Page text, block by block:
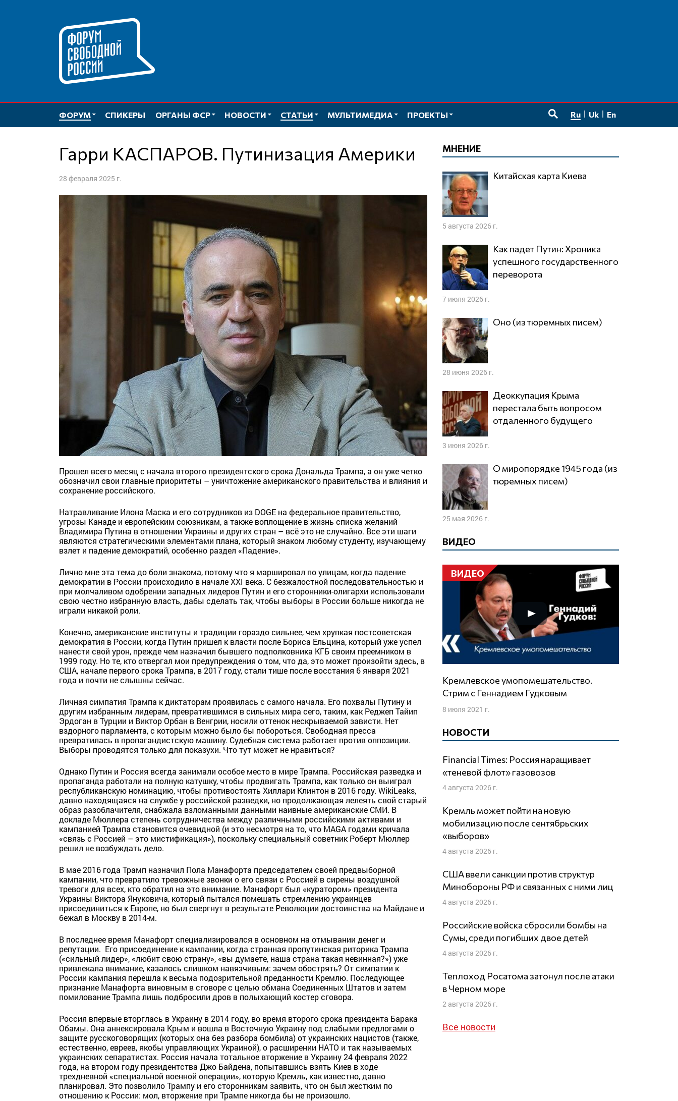
ФОРУМ СПИКЕРЫ ОРГАНЫ ФСР НОВОСТИ СТАТЬИ МУЛЬТИМЕДИА
ПРОЕКТЫ
Ru Uk En
Гарри КАСПАРОВ. Путинизация Америки
28 февраля 2025 г.
Прошел всего месяц с начала второго президентского срока Дональда Трампа, а он уже четко
обозначил свои главные приоритеты – уничтожение американского правительства и влияния и
сохранение российского.
Натравливание Илона Маска и его сотрудников из DOGE на федеральное правительство,
угрозы Канаде и европейским союзникам, а также воплощение в жизнь списка желаний
Владимира Путина в отношении Украины и других стран – всё это не случайно. Все эти шаги
являются стратегическими элементами плана, который знаком любому студенту, изучающему
взлет и падение демократий, особенно раздел «Падение».
Лично мне эта тема до боли знакома, потому что я маршировал по улицам, когда падение
демократии в России происходило в начале XXI века. С безжалостной последовательностью и
при молчаливом одобрении западных лидеров Путин и его сторонники-олигархи использовали
свою честно избранную власть, дабы сделать так, чтобы выборы в России больше никогда не
играли никакой роли.
Конечно, американские институты и традиции гораздо сильнее, чем хрупкая постсоветская
демократия в России, когда Путин пришел к власти после Бориса Ельцина, который уже успел
нанести свой урон, прежде чем назначил бывшего подполковника КГБ своим преемником в
1999 году. Но те, кто отвергал мои предупреждения о том, что да, это может произойти здесь, в
США, начале первого срока Трампа, в 2017 году, стали тише после восстания 6 января 2021
года и почти не слышны сейчас.
Личная симпатия Трампа к диктаторам проявилась с самого начала. Его похвалы Путину и
другим избранным лидерам, превратившимся в сильных мира сего, таким, как Реджеп Тайип
Эрдоган в Турции и Виктор Орбан в Венгрии, носили оттенок нескрываемой зависти. Нет
вздорного парламента, с которым можно было бы побороться. Свободная пресса
превратилась в пропагандистскую машину. Судебная система работает против оппозиции.
Выборы проводятся только для показухи. Что тут может не нравиться?
Однако Путин и Россия всегда занимали особое место в мире Трампа. Российская разведка и
пропаганда работали на полную катушку, чтобы продвигать Трампа, как только он выиграл
республиканскую номинацию, чтобы противостоять Хиллари Клинтон в 2016 году. WikiLeaks,
давно находящаяся на службе у российской разведки, но продолжающая лелеять свой старый
образ разоблачителя, снабжала взломанными данными наивные американские СМИ. В
докладе Мюллера степень сотрудничества между различными российскими активами и
кампанией Трампа становится очевидной (и это несмотря на то, что MAGA годами кричала
«связь с Россией – это мистификация»), поскольку специальный советник Роберт Мюллер
решил не возбуждать дело.
В мае 2016 года Трамп назначил Пола Манафорта председателем своей предвыборной
кампании, что превратило тревожные звонки о его связи с Россией в сирены воздушной
тревоги для всех, кто обратил на это внимание. Манафорт был «куратором» президента
Украины Виктора Януковича, который пытался помешать стремлению украинцев
присоединиться к Европе, но был свергнут в результате Революции достоинства на Майдане и
бежал в Москву в 2014-м.
В последнее время Манафорт специализировался в основном на отмывании денег и
репутации. Его присоединение к кампании, когда странная пропутинская риторика Трампа
(«сильный лидер», «любит свою страну», «вы думаете, наша страна такая невинная?») уже
привлекала внимание, казалось слишком навязчивым: зачем обострять? От симпатии к
России кампания перешла к весьма подозрительной преданности Кремлю. Последующее
признание Манафорта виновным в сговоре с целью обмана Соединенных Штатов и затем
помилование Трампа лишь подбросили дров в полыхающий костер сговора.
Россия впервые вторглась в Украину в 2014 году, во время второго срока президента Барака
Обамы. Она аннексировала Крым и вошла в Восточную Украину под слабыми предлогами о
защите русскоговорящих (которых она без разбора бомбила) от украинских нацистов (также,
естественно, евреев, якобы управляющих Украиной), о расширении НАТО и так называемых
украинских сепаратистах. Россия начала тотальное вторжение в Украину 24 февраля 2022
года, на втором году президентства Джо Байдена, попытавшись взять Киев в ходе
трехдневной «специальной военной операции», которую Кремль, как известно, давно
планировал. Это позволило Трампу и его сторонникам заявить, что он был жестким по
отношению к России: мол, вторжение при Трампе никогда бы не произошло.
МНЕНИЕ
Китайская карта Киева
5 августа 2026 г.
Как падет Путин: Хроника
успешного государственного
переворота
7 июля 2026 г.
Оно (из тюремных писем)
28 июня 2026 г.
Деоккупация Крыма
перестала быть вопросом
отдаленного будущего
3 июня 2026 г.
О миропорядке 1945 года (из
тюремных писем)
25 мая 2026 г.
ВИДЕО
ВИДЕО
Кремлевское умопомешательство.
Стрим с Геннадием Гудковым
8 июля 2021 г.
НОВОСТИ
Financial Times: Россия наращивает
«теневой флот» газовозов
4 августа 2026 г.
Кремль может пойти на новую
мобилизацию после сентябрьских
«выборов»
4 августа 2026 г.
США ввели санкции против структур
Минобороны РФ и связанных с ними лиц
4 августа 2026 г.
Российские войска сбросили бомбы на
Сумы, среди погибших двое детей
4 августа 2026 г.
Теплоход Росатома затонул после атаки
в Черном море
2 августа 2026 г.
Все новости